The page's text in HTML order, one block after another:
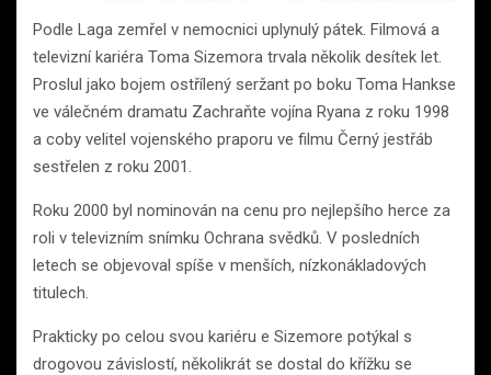
Podle Laga zemřel v nemocnici uplynulý pátek. Filmová a
televizní kariéra Toma Sizemora trvala několik desítek let.
Proslul jako bojem ostřílený seržant po boku Toma Hankse
ve válečném dramatu Zachraňte vojína Ryana z roku 1998
a coby velitel vojenského praporu ve filmu Černý jestřáb
sestřelen z roku 2001.
Roku 2000 byl nominován na cenu pro nejlepšího herce za
roli v televizním snímku Ochrana svědků. V posledních
letech se objevoval spíše v menších, nízkonákladových
titulech.
Prakticky po celou svou kariéru e Sizemore potýkal s
drogovou závislostí, několikrát se dostal do křížku se